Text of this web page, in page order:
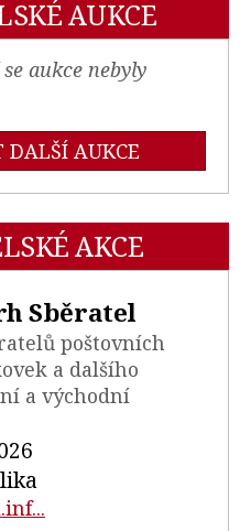
AUKCE
aukce nebyly
DALŠÍ AUKCE
AKCE
Sběratel
poštovních
a dalšího
a východní